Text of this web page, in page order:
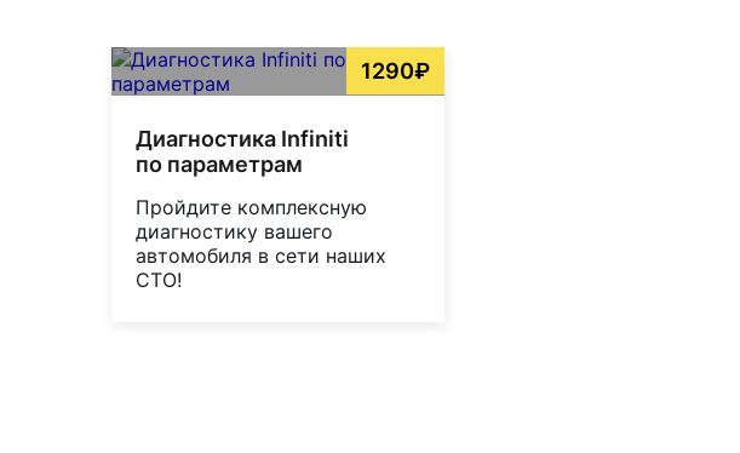
1290₽
Диагностика Infiniti
по параметрам
Пройдите комплексную
диагностику вашего
автомобиля в сети наших
СТО!